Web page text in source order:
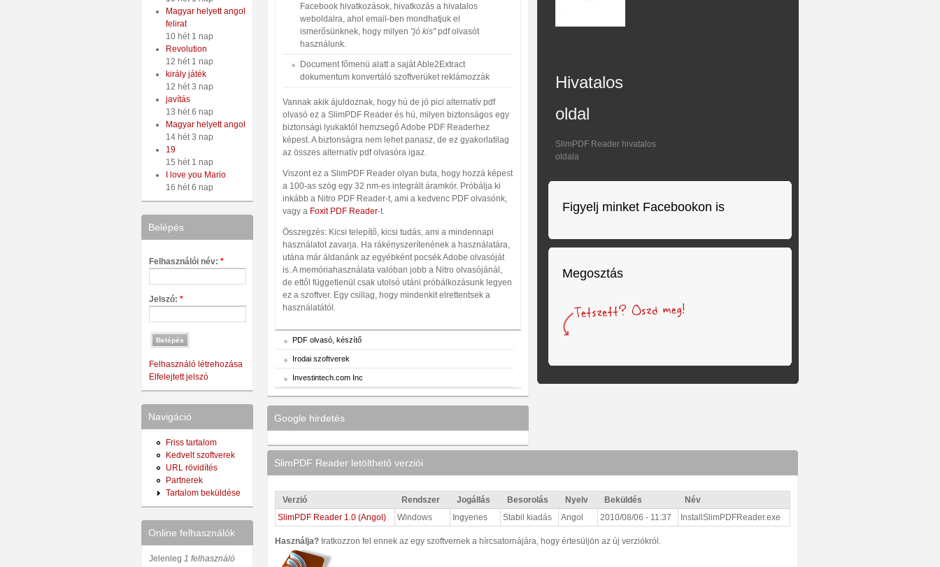
Magyar helyett angol
felirat
10 hét 1 nap
Revolution
12 hét 1 nap
király játék
12 hét 3 nap
javítás
13 hét 6 nap
Magyar helyett angol
14 hét 3 nap
19
15 hét 1 nap
I love you Mario
16 hét 6 nap
Belépés
Felhasználói név: *
Jelszó: *
Felhasználó létrehozása
Elfelejtett jelszó
Navigáció
Friss tartalom
Kedvelt szoftverek
URL rövidítés
Partnerek
Tartalom beküldése
Online felhasználók
Jelenleg 1 felhasználó
Facebook hivatkozások, hivatkozás a hivatalos
weboldalra, ahol email-ben mondhatjuk el
ismerősünknek, hogy milyen "jó kis"pdf olvasót
használunk.
Document főmenü alatt a saját Able2Extract
dokumentum konvertáló szoftverüket reklámozzák
Vannak akik ájuldoznak, hogy hú de jó pici alternatív pdf
olvasó ez a SlimPDF Reader és hú, milyen biztonságos egy
biztonsági lyukaktól hemzsegő Adobe PDF Readerhez
képest. A biztonságra nem lehet panasz, de ez gyakorlatilag
az összes alternatív pdf olvasóra igaz.
Viszont ez a SlimPDF Reader olyan buta, hogy hozzá képest
a 100-as szög egy 32 nm-es integrált áramkör. Próbálja ki
inkább a Nitro PDF Reader-t, ami a kedvenc PDF olvasónk,
vagy a Foxit PDF Reader-t.
Összegzés: Kicsi telepítő, kicsi tudás, ami a mindennapi
használatot zavarja. Ha rákényszerítenének a használatára,
utána már áldanánk az egyébként pocsék Adobe olvasóját
is. A memóriahasználata valóban jobb a Nitro olvasójánál,
de ettől függetlenül csak utolsó utáni próbálkozásunk legyen
ez a szoftver. Egy csillag, hogy mindenkit elrettentsek a
használatától.
PDF olvasó, készítő
Irodai szoftverek
Investintech.com Inc
Google hirdetés
Hivatalos
oldal
SlimPDF Reader hivatalos
oldala
Figyelj minket Facebookon is
Megosztás
SlimPDF Reader letölthető verziói
Verzió Rendszer Jogállás Besorolás Nyelv Beküldés
Név
SlimPDF Reader 1.0 (Angol)
Windows Ingyenes Stabil kiadás Angol 2010/08/06 - 11:37 InstallSlimPDFReader.exe
Használja? Iratkozzon fel ennek az egy szoftvernek a hírcsatornájára, hogy értesüljön az új verziókról.